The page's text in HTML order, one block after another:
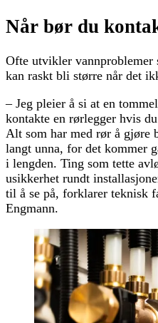
Når bør du
Ofte utvikler
kan raskt bli større når det
– Jeg pleier å si at en
kontakte en rørlegger hvis
Alt som har med rør å gjøre
langt unna, for det kommer
i lengden. Ting som tette
usikkerhet rundt
til å se på, forklarer teknisk
Engmann.